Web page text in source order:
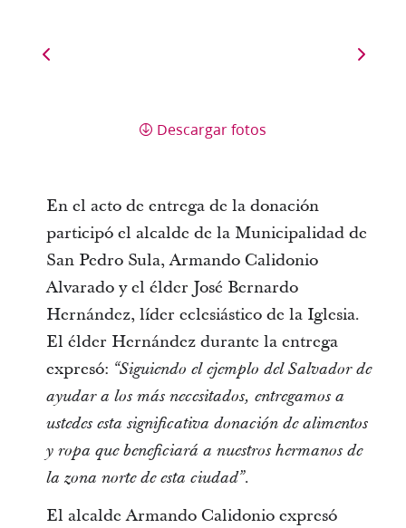
Descargar fotos
En el acto de entrega de la donación
participó el alcalde de la Municipalidad de
San Pedro Sula, Armando Calidonio
Alvarado y el élder José Bernardo
Hernández, líder eclesiástico de la Iglesia.
El élder Hernández durante la entrega
expresó: “Siguiendo el ejemplo del Salvador de
ayudar a los más necesitados, entregamos a
ustedes esta significativa donación de alimentos
y ropa que beneficiará a nuestros hermanos de
la zona norte de esta ciudad”.
El alcalde Armando Calidonio expresó